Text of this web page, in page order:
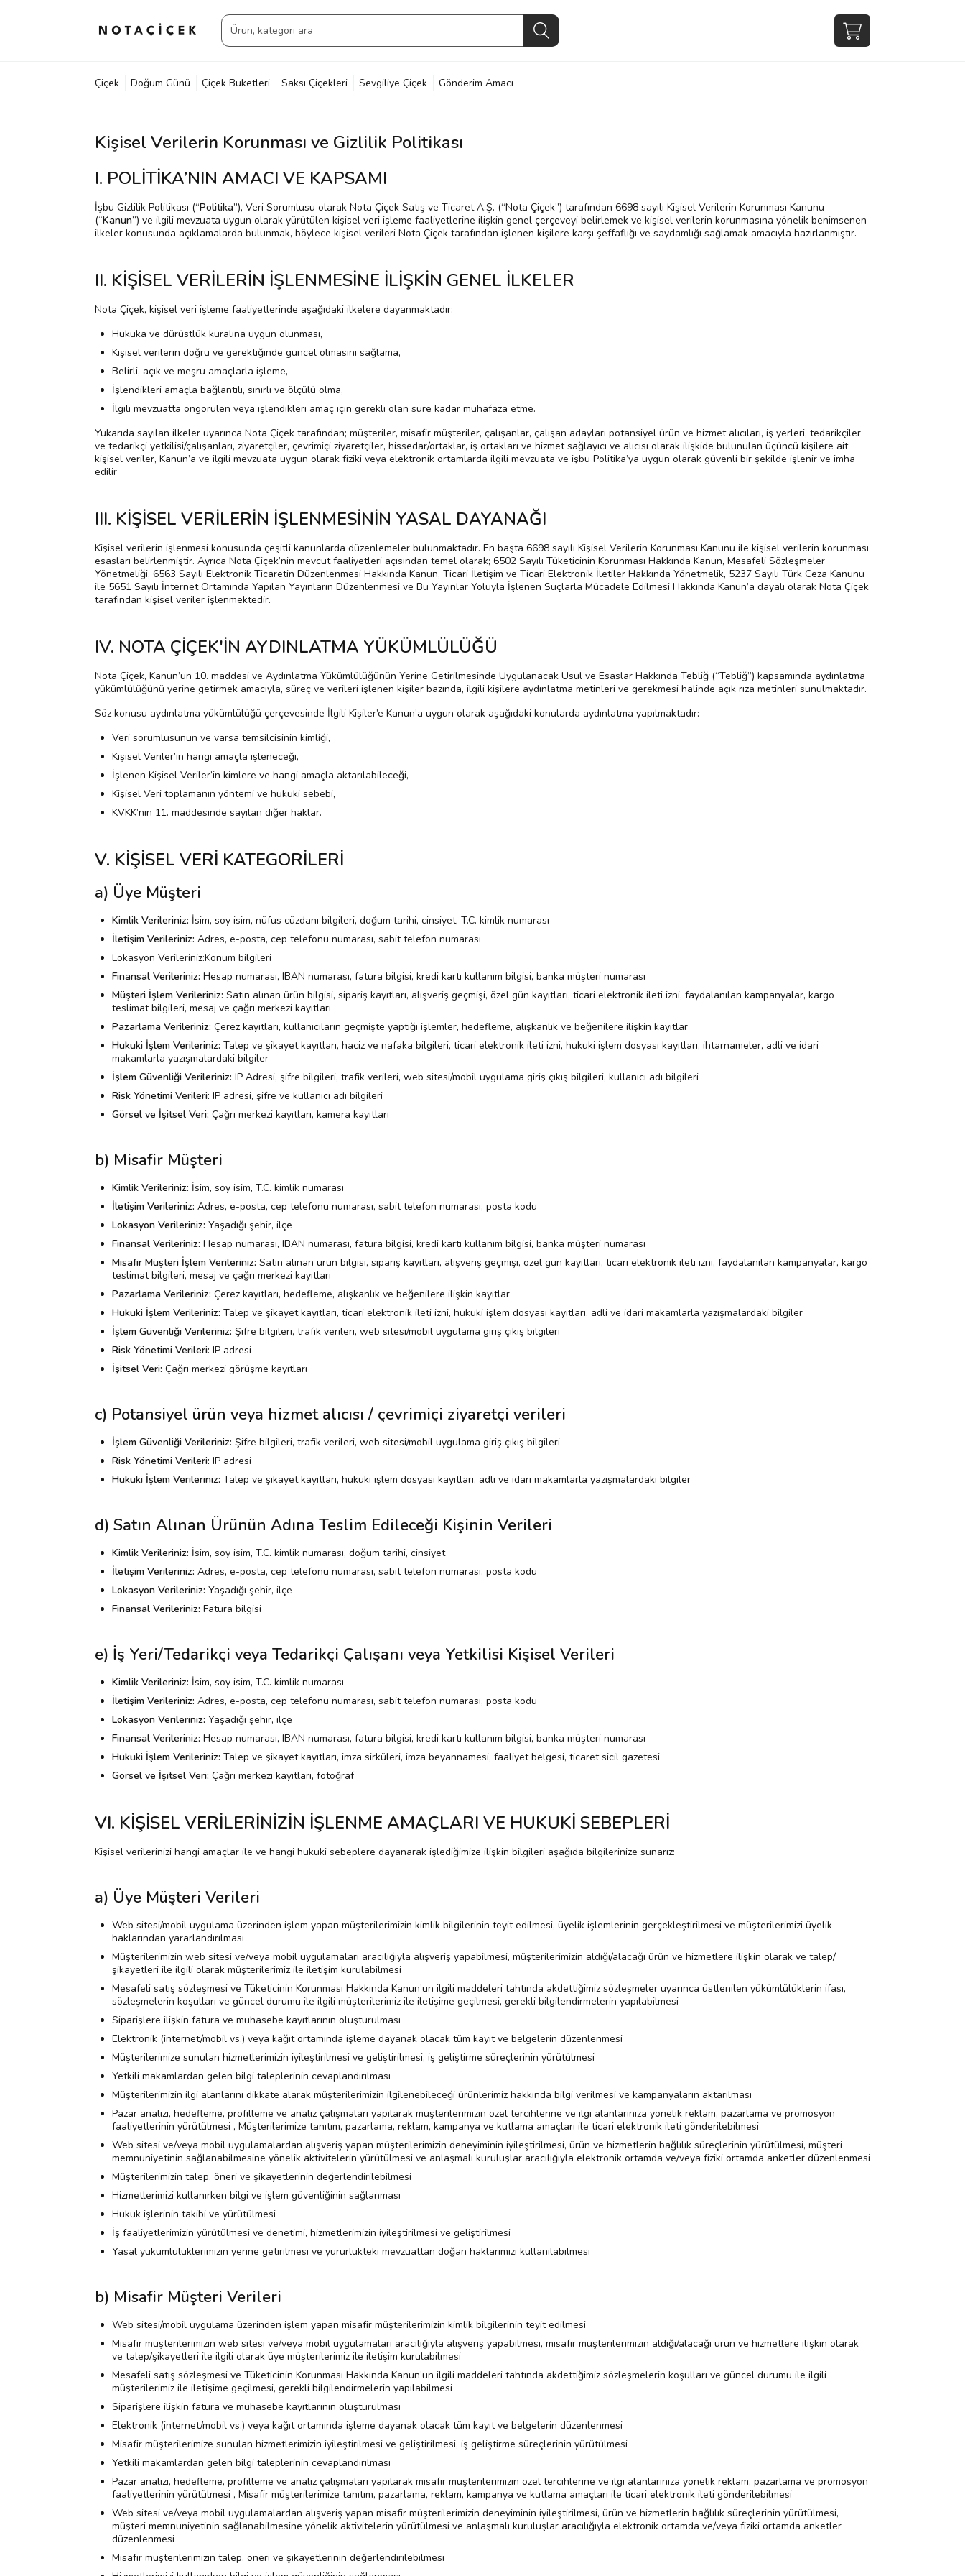
Çiçek Doğum Günü Çiçek Buketleri Saksı Çiçekleri Sevgiliye Çiçek Gönderim Amacı
Kişisel Verilerin Korunması ve Gizlilik Politikası
I. POLİTİKA’NIN AMACI VE KAPSAMI
İşbu Gizlilik Politikası (“Politika”), Veri Sorumlusu olarak Nota Çiçek Satış ve Ticaret A.Ş. (“Nota Çiçek”) tarafından 6698 sayılı Kişisel Verilerin Korunması Kanunu
(“Kanun”) ve ilgili mevzuata uygun olarak yürütülen kişisel veri işleme faaliyetlerine ilişkin genel çerçeveyi belirlemek ve kişisel verilerin korunmasına yönelik benimsenen
ilkeler konusunda açıklamalarda bulunmak, böylece kişisel verileri Nota Çiçek tarafından işlenen kişilere karşı şeffaflığı ve saydamlığı sağlamak amacıyla hazırlanmıştır.
II. KİŞİSEL VERİLERİN İŞLENMESİNE İLİŞKİN GENEL İLKELER
Nota Çiçek, kişisel veri işleme faaliyetlerinde aşağıdaki ilkelere dayanmaktadır:
Hukuka ve dürüstlük kuralına uygun olunması,
Kişisel verilerin doğru ve gerektiğinde güncel olmasını sağlama,
Belirli, açık ve meşru amaçlarla işleme,
İşlendikleri amaçla bağlantılı, sınırlı ve ölçülü olma,
İlgili mevzuatta öngörülen veya işlendikleri amaç için gerekli olan süre kadar muhafaza etme.
Yukarıda sayılan ilkeler uyarınca Nota Çiçek tarafından; müşteriler, misafir müşteriler, çalışanlar, çalışan adayları potansiyel ürün ve hizmet alıcıları, iş yerleri, tedarikçiler
ve tedarikçi yetkilisi/çalışanları, ziyaretçiler, çevrimiçi ziyaretçiler, hissedar/ortaklar, iş ortakları ve hizmet sağlayıcı ve alıcısı olarak ilişkide bulunulan üçüncü kişilere ait
kişisel veriler, Kanun’a ve ilgili mevzuata uygun olarak fiziki veya elektronik ortamlarda ilgili mevzuata ve işbu Politika’ya uygun olarak güvenli bir şekilde işlenir ve imha
edilir
III. KİŞİSEL VERİLERİN İŞLENMESİNİN YASAL DAYANAĞI
Kişisel verilerin işlenmesi konusunda çeşitli kanunlarda düzenlemeler bulunmaktadır. En başta 6698 sayılı Kişisel Verilerin Korunması Kanunu ile kişisel verilerin korunması
esasları belirlenmiştir. Ayrıca Nota Çiçek’nin mevcut faaliyetleri açısından temel olarak; 6502 Sayılı Tüketicinin Korunması Hakkında Kanun, Mesafeli Sözleşmeler
Yönetmeliği, 6563 Sayılı Elektronik Ticaretin Düzenlenmesi Hakkında Kanun, Ticari İletişim ve Ticari Elektronik İletiler Hakkında Yönetmelik, 5237 Sayılı Türk Ceza Kanunu
ile 5651 Sayılı İnternet Ortamında Yapılan Yayınların Düzenlenmesi ve Bu Yayınlar Yoluyla İşlenen Suçlarla Mücadele Edilmesi Hakkında Kanun’a dayalı olarak Nota Çiçek
tarafından kişisel veriler işlenmektedir.
IV. NOTA ÇİÇEK'İN AYDINLATMA YÜKÜMLÜLÜĞÜ
Nota Çiçek, Kanun’un 10. maddesi ve Aydınlatma Yükümlülüğünün Yerine Getirilmesinde Uygulanacak Usul ve Esaslar Hakkında Tebliğ (“Tebliğ”) kapsamında aydınlatma
yükümlülüğünü yerine getirmek amacıyla, süreç ve verileri işlenen kişiler bazında, ilgili kişilere aydınlatma metinleri ve gerekmesi halinde açık rıza metinleri sunulmaktadır.
Söz konusu aydınlatma yükümlülüğü çerçevesinde İlgili Kişiler’e Kanun’a uygun olarak aşağıdaki konularda aydınlatma yapılmaktadır:
Veri sorumlusunun ve varsa temsilcisinin kimliği,
Kişisel Veriler’in hangi amaçla işleneceği,
İşlenen Kişisel Veriler’in kimlere ve hangi amaçla aktarılabileceği,
Kişisel Veri toplamanın yöntemi ve hukuki sebebi,
KVKK’nın 11. maddesinde sayılan diğer haklar.
V. KİŞİSEL VERİ KATEGORİLERİ
a) Üye Müşteri
Kimlik Verileriniz: İsim, soy isim, nüfus cüzdanı bilgileri, doğum tarihi, cinsiyet, T.C. kimlik numarası
İletişim Verileriniz: Adres, e-posta, cep telefonu numarası, sabit telefon numarası
Lokasyon Verileriniz:Konum bilgileri
Finansal Verileriniz: Hesap numarası, IBAN numarası, fatura bilgisi, kredi kartı kullanım bilgisi, banka müşteri numarası
Müşteri İşlem Verileriniz: Satın alınan ürün bilgisi, sipariş kayıtları, alışveriş geçmişi, özel gün kayıtları, ticari elektronik ileti izni, faydalanılan kampanyalar, kargo
teslimat bilgileri, mesaj ve çağrı merkezi kayıtları
Pazarlama Verileriniz: Çerez kayıtları, kullanıcıların geçmişte yaptığı işlemler, hedefleme, alışkanlık ve beğenilere ilişkin kayıtlar
Hukuki İşlem Verileriniz: Talep ve şikayet kayıtları, haciz ve nafaka bilgileri, ticari elektronik ileti izni, hukuki işlem dosyası kayıtları, ihtarnameler, adli ve idari
makamlarla yazışmalardaki bilgiler
İşlem Güvenliği Verileriniz: IP Adresi, şifre bilgileri, trafik verileri, web sitesi/mobil uygulama giriş çıkış bilgileri, kullanıcı adı bilgileri
Risk Yönetimi Verileri: IP adresi, şifre ve kullanıcı adı bilgileri
Görsel ve İşitsel Veri: Çağrı merkezi kayıtları, kamera kayıtları
b) Misafir Müşteri
Kimlik Verileriniz: İsim, soy isim, T.C. kimlik numarası
İletişim Verileriniz: Adres, e-posta, cep telefonu numarası, sabit telefon numarası, posta kodu
Lokasyon Verileriniz: Yaşadığı şehir, ilçe
Finansal Verileriniz: Hesap numarası, IBAN numarası, fatura bilgisi, kredi kartı kullanım bilgisi, banka müşteri numarası
Misafir Müşteri İşlem Verileriniz: Satın alınan ürün bilgisi, sipariş kayıtları, alışveriş geçmişi, özel gün kayıtları, ticari elektronik ileti izni, faydalanılan kampanyalar, kargo
teslimat bilgileri, mesaj ve çağrı merkezi kayıtları
Pazarlama Verileriniz: Çerez kayıtları, hedefleme, alışkanlık ve beğenilere ilişkin kayıtlar
Hukuki İşlem Verileriniz: Talep ve şikayet kayıtları, ticari elektronik ileti izni, hukuki işlem dosyası kayıtları, adli ve idari makamlarla yazışmalardaki bilgiler
İşlem Güvenliği Verileriniz: Şifre bilgileri, trafik verileri, web sitesi/mobil uygulama giriş çıkış bilgileri
Risk Yönetimi Verileri: IP adresi
İşitsel Veri: Çağrı merkezi görüşme kayıtları
c) Potansiyel ürün veya hizmet alıcısı / çevrimiçi ziyaretçi verileri
İşlem Güvenliği Verileriniz: Şifre bilgileri, trafik verileri, web sitesi/mobil uygulama giriş çıkış bilgileri
Risk Yönetimi Verileri: IP adresi
Hukuki İşlem Verileriniz: Talep ve şikayet kayıtları, hukuki işlem dosyası kayıtları, adli ve idari makamlarla yazışmalardaki bilgiler
d) Satın Alınan Ürünün Adına Teslim Edileceği Kişinin Verileri
Kimlik Verileriniz: İsim, soy isim, T.C. kimlik numarası, doğum tarihi, cinsiyet
İletişim Verileriniz: Adres, e-posta, cep telefonu numarası, sabit telefon numarası, posta kodu
Lokasyon Verileriniz: Yaşadığı şehir, ilçe
Finansal Verileriniz: Fatura bilgisi
e) İş Yeri/Tedarikçi veya Tedarikçi Çalışanı veya Yetkilisi Kişisel Verileri
Kimlik Verileriniz: İsim, soy isim, T.C. kimlik numarası
İletişim Verileriniz: Adres, e-posta, cep telefonu numarası, sabit telefon numarası, posta kodu
Lokasyon Verileriniz: Yaşadığı şehir, ilçe
Finansal Verileriniz: Hesap numarası, IBAN numarası, fatura bilgisi, kredi kartı kullanım bilgisi, banka müşteri numarası
Hukuki İşlem Verileriniz: Talep ve şikayet kayıtları, imza sirküleri, imza beyannamesi, faaliyet belgesi, ticaret sicil gazetesi
Görsel ve İşitsel Veri: Çağrı merkezi kayıtları, fotoğraf
VI. KİŞİSEL VERİLERİNİZİN İŞLENME AMAÇLARI VE HUKUKİ SEBEPLERİ
Kişisel verilerinizi hangi amaçlar ile ve hangi hukuki sebeplere dayanarak işlediğimize ilişkin bilgileri aşağıda bilgilerinize sunarız:
a) Üye Müşteri Verileri
Web sitesi/mobil uygulama üzerinden işlem yapan müşterilerimizin kimlik bilgilerinin teyit edilmesi, üyelik işlemlerinin gerçekleştirilmesi ve müşterilerimizi üyelik
haklarından yararlandırılması
Müşterilerimizin web sitesi ve/veya mobil uygulamaları aracılığıyla alışveriş yapabilmesi, müşterilerimizin aldığı/alacağı ürün ve hizmetlere ilişkin olarak ve talep/
şikayetleri ile ilgili olarak müşterilerimiz ile iletişim kurulabilmesi
Mesafeli satış sözleşmesi ve Tüketicinin Korunması Hakkında Kanun’un ilgili maddeleri tahtında akdettiğimiz sözleşmeler uyarınca üstlenilen yükümlülüklerin ifası,
sözleşmelerin koşulları ve güncel durumu ile ilgili müşterilerimiz ile iletişime geçilmesi, gerekli bilgilendirmelerin yapılabilmesi
Siparişlere ilişkin fatura ve muhasebe kayıtlarının oluşturulması
Elektronik (internet/mobil vs.) veya kağıt ortamında işleme dayanak olacak tüm kayıt ve belgelerin düzenlenmesi
Müşterilerimize sunulan hizmetlerimizin iyileştirilmesi ve geliştirilmesi, iş geliştirme süreçlerinin yürütülmesi
Yetkili makamlardan gelen bilgi taleplerinin cevaplandırılması
Müşterilerimizin ilgi alanlarını dikkate alarak müşterilerimizin ilgilenebileceği ürünlerimiz hakkında bilgi verilmesi ve kampanyaların aktarılması
Pazar analizi, hedefleme, profilleme ve analiz çalışmaları yapılarak müşterilerimizin özel tercihlerine ve ilgi alanlarınıza yönelik reklam, pazarlama ve promosyon
faaliyetlerinin yürütülmesi , Müşterilerimize tanıtım, pazarlama, reklam, kampanya ve kutlama amaçları ile ticari elektronik ileti gönderilebilmesi
Web sitesi ve/veya mobil uygulamalardan alışveriş yapan müşterilerimizin deneyiminin iyileştirilmesi, ürün ve hizmetlerin bağlılık süreçlerinin yürütülmesi, müşteri
memnuniyetinin sağlanabilmesine yönelik aktivitelerin yürütülmesi ve anlaşmalı kuruluşlar aracılığıyla elektronik ortamda ve/veya fiziki ortamda anketler düzenlenmesi
Müşterilerimizin talep, öneri ve şikayetlerinin değerlendirilebilmesi
Hizmetlerimizi kullanırken bilgi ve işlem güvenliğinin sağlanması
Hukuk işlerinin takibi ve yürütülmesi
İş faaliyetlerimizin yürütülmesi ve denetimi, hizmetlerimizin iyileştirilmesi ve geliştirilmesi
Yasal yükümlülüklerimizin yerine getirilmesi ve yürürlükteki mevzuattan doğan haklarımızı kullanılabilmesi
b) Misafir Müşteri Verileri
Web sitesi/mobil uygulama üzerinden işlem yapan misafir müşterilerimizin kimlik bilgilerinin teyit edilmesi
Misafir müşterilerimizin web sitesi ve/veya mobil uygulamaları aracılığıyla alışveriş yapabilmesi, misafir müşterilerimizin aldığı/alacağı ürün ve hizmetlere ilişkin olarak
ve talep/şikayetleri ile ilgili olarak üye müşterilerimiz ile iletişim kurulabilmesi
Mesafeli satış sözleşmesi ve Tüketicinin Korunması Hakkında Kanun’un ilgili maddeleri tahtında akdettiğimiz sözleşmelerin koşulları ve güncel durumu ile ilgili
müşterilerimiz ile iletişime geçilmesi, gerekli bilgilendirmelerin yapılabilmesi
Siparişlere ilişkin fatura ve muhasebe kayıtlarının oluşturulması
Elektronik (internet/mobil vs.) veya kağıt ortamında işleme dayanak olacak tüm kayıt ve belgelerin düzenlenmesi
Misafir müşterilerimize sunulan hizmetlerimizin iyileştirilmesi ve geliştirilmesi, iş geliştirme süreçlerinin yürütülmesi
Yetkili makamlardan gelen bilgi taleplerinin cevaplandırılması
Pazar analizi, hedefleme, profilleme ve analiz çalışmaları yapılarak misafir müşterilerimizin özel tercihlerine ve ilgi alanlarınıza yönelik reklam, pazarlama ve promosyon
faaliyetlerinin yürütülmesi , Misafir müşterilerimize tanıtım, pazarlama, reklam, kampanya ve kutlama amaçları ile ticari elektronik ileti gönderilebilmesi
Web sitesi ve/veya mobil uygulamalardan alışveriş yapan misafir müşterilerimizin deneyiminin iyileştirilmesi, ürün ve hizmetlerin bağlılık süreçlerinin yürütülmesi,
müşteri memnuniyetinin sağlanabilmesine yönelik aktivitelerin yürütülmesi ve anlaşmalı kuruluşlar aracılığıyla elektronik ortamda ve/veya fiziki ortamda anketler
düzenlenmesi
Misafir müşterilerimizin talep, öneri ve şikayetlerinin değerlendirilebilmesi